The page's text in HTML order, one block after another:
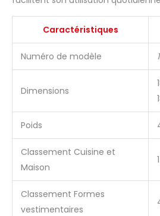
Caractéristiques
Numéro de modèle
Dimensions
Poids
Classement Cuisine et
Maison
Classement Formes
vestimentaires